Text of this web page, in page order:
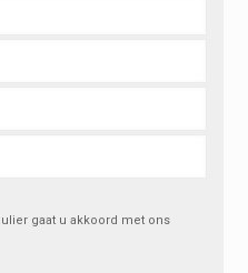
gaat u akkoord met ons